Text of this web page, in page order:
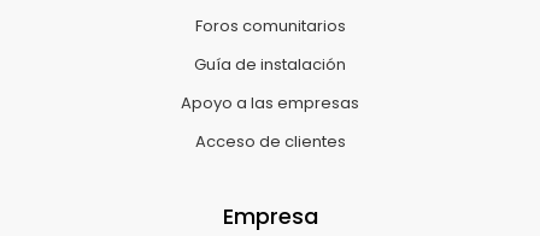
Foros comunitarios
Guía de instalación
Apoyo a las empresas
Acceso de clientes
Empresa